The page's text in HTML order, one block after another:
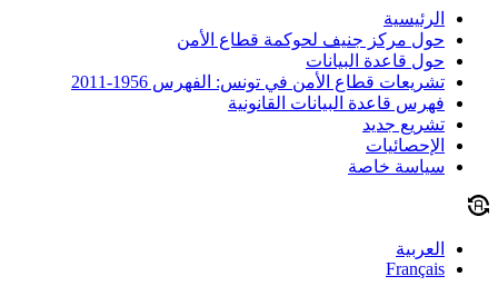
الرئيسية
حول مركز جنيف لحوكمة قطاع الأمن
حول قاعدة البيانات
تشريعات قطاع الأمن في تونس: الفهرس 1956-2011
فهرس قاعدة البيانات القانونية
تشريع جديد
الإحصائيات
سياسة خاصة
العربية
Français